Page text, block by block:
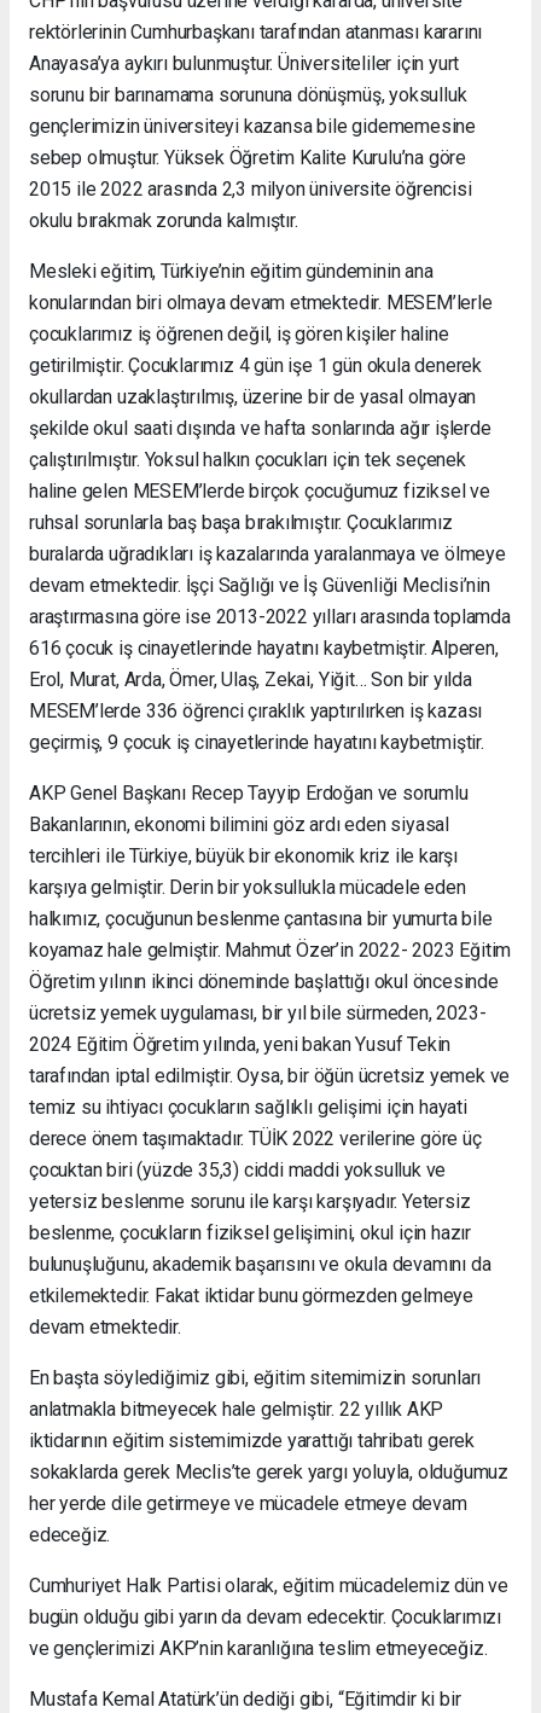
rektörlerinin Cumhurbaşkanı tarafından atanması kararını
Anayasa’ya aykırı bulunmuştur. Üniversiteliler için yurt
sorunu bir barınamama sorununa dönüşmüş, yoksulluk
gençlerimizin üniversiteyi kazansa bile gidememesine
sebep olmuştur. Yüksek Öğretim Kalite Kurulu’na göre
2015 ile 2022 arasında 2,3 milyon üniversite öğrencisi
okulu bırakmak zorunda kalmıştır.
Mesleki eğitim, Türkiye’nin eğitim gündeminin ana
konularından biri olmaya devam etmektedir. MESEM’lerle
çocuklarımız iş öğrenen değil, iş gören kişiler haline
getirilmiştir. Çocuklarımız 4 gün işe 1 gün okula denerek
okullardan uzaklaştırılmış, üzerine bir de yasal olmayan
şekilde okul saati dışında ve hafta sonlarında ağır işlerde
çalıştırılmıştır. Yoksul halkın çocukları için tek seçenek
haline gelen MESEM’lerde birçok çocuğumuz fiziksel ve
ruhsal sorunlarla baş başa bırakılmıştır. Çocuklarımız
buralarda uğradıkları iş kazalarında yaralanmaya ve ölmeye
devam etmektedir. İşçi Sağlığı ve İş Güvenliği Meclisi’nin
araştırmasına göre ise 2013-2022 yılları arasında toplamda
616 çocuk iş cinayetlerinde hayatını kaybetmiştir. Alperen,
Erol, Murat, Arda, Ömer, Ulaş, Zekai, Yiğit… Son bir yılda
MESEM’lerde 336 öğrenci çıraklık yaptırılırken iş kazası
geçirmiş, 9 çocuk iş cinayetlerinde hayatını kaybetmiştir.
AKP Genel Başkanı Recep Tayyip Erdoğan ve sorumlu
Bakanlarının, ekonomi bilimini göz ardı eden siyasal
tercihleri ile Türkiye, büyük bir ekonomik kriz ile karşı
karşıya gelmiştir. Derin bir yoksullukla mücadele eden
halkımız, çocuğunun beslenme çantasına bir yumurta bile
koyamaz hale gelmiştir. Mahmut Özer’in 2022- 2023 Eğitim
Öğretim yılının ikinci döneminde başlattığı okul öncesinde
ücretsiz yemek uygulaması, bir yıl bile sürmeden, 2023-
2024 Eğitim Öğretim yılında, yeni bakan Yusuf Tekin
tarafından iptal edilmiştir. Oysa, bir öğün ücretsiz yemek ve
temiz su ihtiyacı çocukların sağlıklı gelişimi için hayati
derece önem taşımaktadır. TÜİK 2022 verilerine göre üç
çocuktan biri (yüzde 35,3) ciddi maddi yoksulluk ve
yetersiz beslenme sorunu ile karşı karşıyadır. Yetersiz
beslenme, çocukların fiziksel gelişimini, okul için hazır
bulunuşluğunu, akademik başarısını ve okula devamını da
etkilemektedir. Fakat iktidar bunu görmezden gelmeye
devam etmektedir.
En başta söylediğimiz gibi, eğitim sitemimizin sorunları
anlatmakla bitmeyecek hale gelmiştir. 22 yıllık AKP
iktidarının eğitim sistemimizde yarattığı tahribatı gerek
sokaklarda gerek Meclis’te gerek yargı yoluyla, olduğumuz
her yerde dile getirmeye ve mücadele etmeye devam
edeceğiz.
Cumhuriyet Halk Partisi olarak, eğitim mücadelemiz dün ve
bugün olduğu gibi yarın da devam edecektir. Çocuklarımızı
ve gençlerimizi AKP’nin karanlığına teslim etmeyeceğiz.
Mustafa Kemal Atatürk’ün dediği gibi, “Eğitimdir ki bir